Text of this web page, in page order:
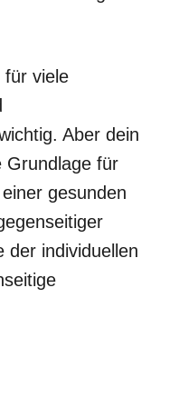
für viele
Aber dein
Grundlage für
gesunden
der individuellen